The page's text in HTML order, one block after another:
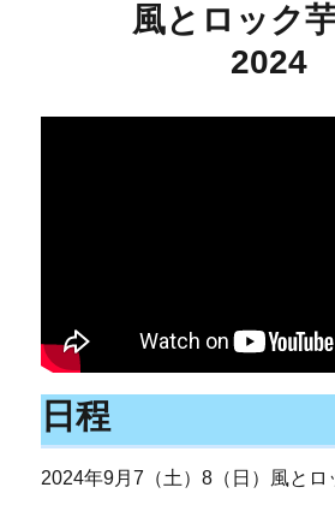
風とロック
2024
日程
2024年9月7（土）8（日）風とロ